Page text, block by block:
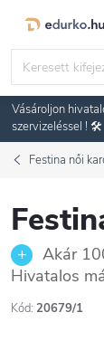
Vásároljon
szervizeléssel ! 🛠️
Festina női
Akár
Hivatalos
Kód: 20679/1